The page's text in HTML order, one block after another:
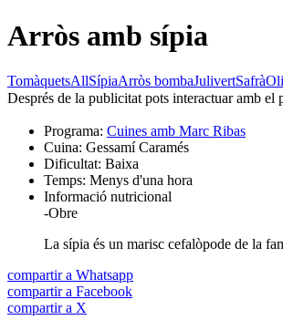
Arròs amb sípia
TomàquetsAllSípiaArròs bombaJulivertSafrà
Després de la publicitat pots interactuar amb el
Programa: Cuines amb Marc Ribas
Cuina: Gessamí Caramés
Dificultat: Baixa
Temps: Menys d'una hora
Informació nutricional
-Obre
La sípia és un marisc cefalòpode de la
compartir a Whatsapp
compartir a Facebook
compartir a X